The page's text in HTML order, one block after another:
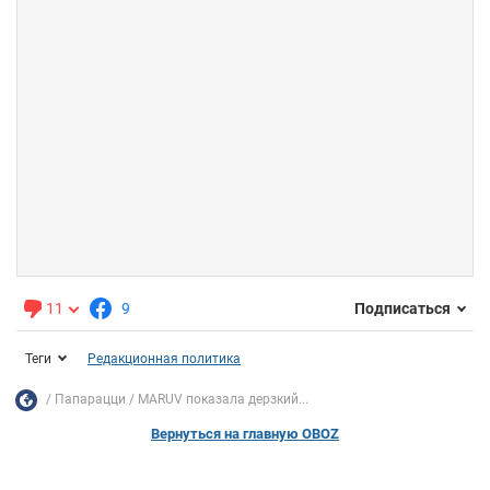
11 9 Подписаться
Теги Редакционная политика
Папарацци MARUV показала дерзкий...
Вернуться на главную OBOZ